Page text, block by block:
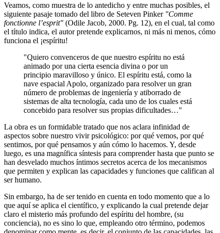
Veamos, como muestra de lo antedicho y entre muchas posibles, el
siguiente pasaje tomado del libro de Seteven Pinker "Comme
fonctionne l’esprit" (Odile Jacob, 2000. Pg. 12), en el cual, tal como
el título indica, el autor pretende explicarnos, ni más ni menos, cómo
funciona el ¡espíritu!
"Quiero convenceros de que nuestro espíritu no está
animado por una cierta esencia divina o por un
principio maravilloso y único. El espíritu está, como la
nave espacial Apolo, organizado para resolver un gran
número de problemas de ingeniería y atiborrado de
sistemas de alta tecnología, cada uno de los cuales está
concebido para resolver sus propias dificultades…"
La obra es un formidable tratado que nos aclara infinidad de
aspectos sobre nuestro vivir psicológico: por qué vemos, por qué
sentimos, por qué pensamos y aún cómo lo hacemos. Y, desde
luego, es una magnífica síntesis para comprender hasta que punto se
han desvelado muchos íntimos secretos acerca de los mecanismos
que permiten y explican las capacidades y funciones que califican al
ser humano.
Sin embargo, ha de ser tenido en cuenta en todo momento que a lo
que aquí se aplica el científico, y explicando la cual pretende dejar
claro el misterio más profundo del espíritu del hombre, (su
conciencia), no es sino lo que, empleando otro término, podemos